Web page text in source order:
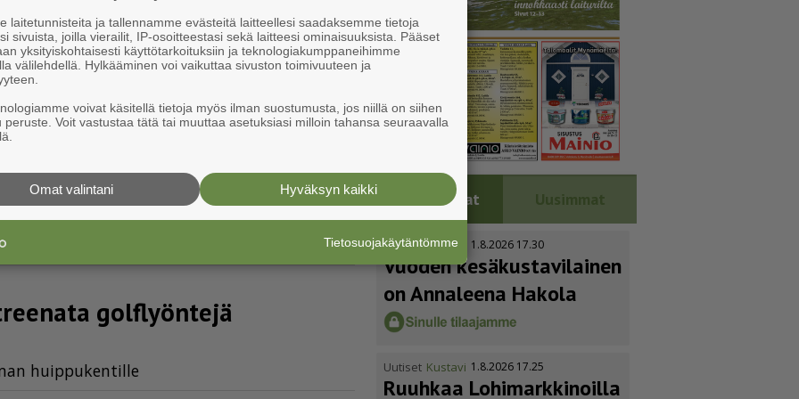
ovikelloa soittamalla
Naantalissa
golflyöntejä
huip­pu­ken­til­le
Luetuimmat Uusimmat
Uutiset Kustavi 1.8.2026 17.30
Vuoden kesäkus­ta­vi­lainen
on Annaleena Hakola
Uutiset Kustavi 1.8.2026 17.25
Ruuhkaa Lohimark­ki­noilla
laitetunnisteita ja tallennamme evästeitä laitteellesi saadaksemme tietoja
sivuista, joilla vierailit, IP-osoitteestasi sekä laitteesi ominaisuuksista. Pääset
yksityiskohtaisesti käyttötarkoituksiin ja teknologiakumppaneihimme
välilehdellä. Hylkääminen voi vaikuttaa sivuston toimivuuteen ja
voivat käsitellä tietoja myös ilman suostumusta, jos niillä on siihen
peruste. Voit vastustaa tätä tai muuttaa asetuksiasi milloin tahansa seuraavalla
Hyväksyn kaikki
Omat valintani
Tietosuojakäytäntömme